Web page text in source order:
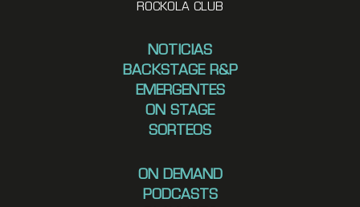
ROCKOLA CLUB
NOTICIAS
BACKSTAGE R&P
EMERGENTES
ON STAGE
SORTEOS
ON DEMAND
PODCASTS